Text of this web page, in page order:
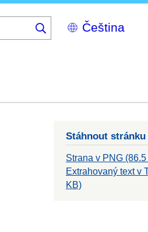
Select
your
Stáhnout stránku
Strana v PNG
Extrahovaný text v
KB)